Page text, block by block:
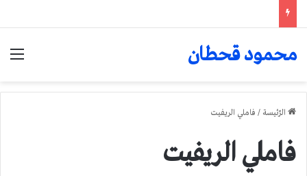
محمود قحطان
الرّئيسة / فاملي الريفيت
فاملي الريفيت